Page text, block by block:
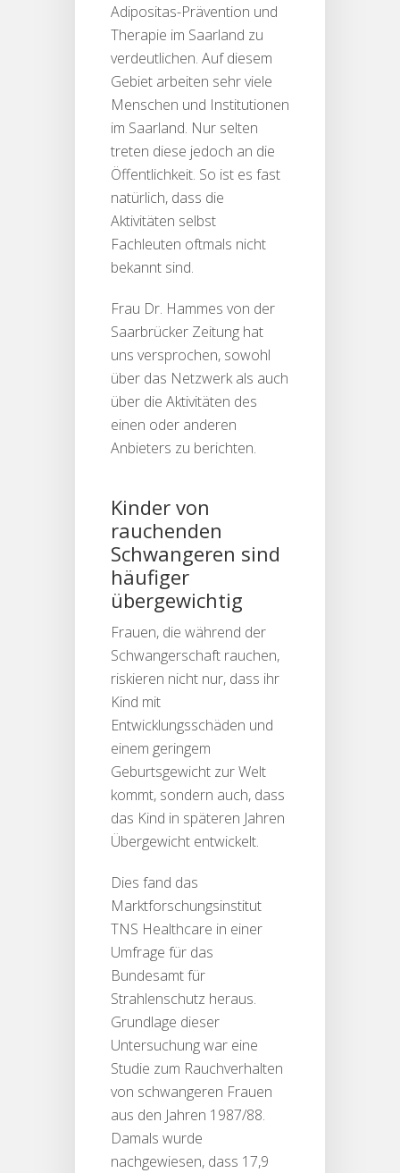
Adipositas-Prävention und
Therapie im Saarland zu
verdeutlichen. Auf diesem
Gebiet arbeiten sehr viele
Menschen und Institutionen
im Saarland. Nur selten
treten diese jedoch an die
Öffentlichkeit. So ist es fast
natürlich, dass die
Aktivitäten selbst
Fachleuten oftmals nicht
bekannt sind.
Frau Dr. Hammes von der
Saarbrücker Zeitung hat
uns versprochen, sowohl
über das Netzwerk als auch
über die Aktivitäten des
einen oder anderen
Anbieters zu berichten.
Kinder von
rauchenden
Schwangeren sind
häufiger
übergewichtig
Frauen, die während der
Schwangerschaft rauchen,
riskieren nicht nur, dass ihr
Kind mit
Entwicklungsschäden und
einem geringem
Geburtsgewicht zur Welt
kommt, sondern auch, dass
das Kind in späteren Jahren
Übergewicht entwickelt.
Dies fand das
Marktforschungsinstitut
TNS Healthcare in einer
Umfrage für das
Bundesamt für
Strahlenschutz heraus.
Grundlage dieser
Untersuchung war eine
Studie zum Rauchverhalten
von schwangeren Frauen
aus den Jahren 1987/88.
Damals wurde
nachgewiesen, dass 17,9